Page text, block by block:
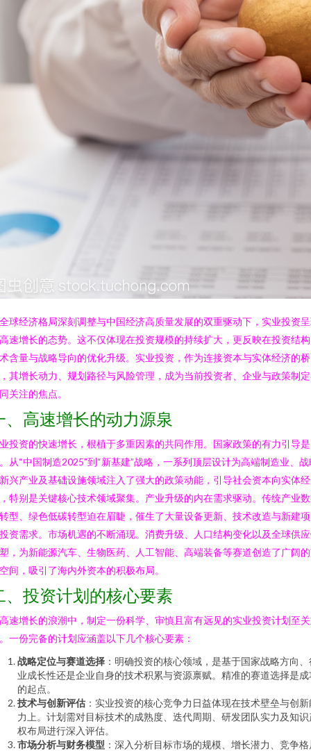
球经济格局深刻调整与中国经济高质量发展的双重驱动下，实业投资
速增长的态势。这不仅体现在投资规模的持续扩大，更反映在投资结
含量与战略导向的优化升级。实业投资，作为连接资本与实体经济的桥
其增长动力、规划路径与风险管理，成为当前投资者、企业与政策制
关注的焦点。
、高速增长的动力源泉
投资的快速增长，根植于多重因素的共同作用。国家政策的有力引导
从“中国制造2025”到“新基建”战略，一系列顶层设计为高端制造业、战
兴产业及基础设施领域注入了强大的政策动能，引导社会资本向实体经
特别是关键核心技术领域聚集。产业升级的内在需求驱动。传统产业
型、绿色低碳转型迫在眉睫，催生了大量设备更新、技术改造与新建
资需求。市场机遇的不断涌现。消费升级、人口结构变化以及全球供
，为新能源汽车、生物医药、人工智能、高端装备等赛道创造了广阔
间，吸引了海内外资本的积极布局。
、投资计划的核心要素
速增长的浪潮中，制定一份科学、审慎且富有远见的实业投资计划至
一份完备的计划应涵盖以下几个核心要素：
战略定位与赛道选择 ：明确投资的核心领域，是基于国家战略方向
业成长性还是企业自身的技术积累与资源禀赋。精准的赛道选择是成
的起点。
技术与创新评估 ：实业投资的核心竞争力日益体现在技术壁垒与创新
力上。计划需对目标技术的成熟度、迭代周期、研发团队实力及知识
权布局进行深入评估。
市场分析与财务模型 ：深入分析目标市场的规模、增长潜力、竞争